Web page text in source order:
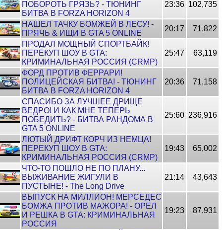
ПОБОРОТЬ ГРЯЗЬ? - ТЮНИНГ
БИТВА В FORZA HORIZON 4
23:36 102,735
НАШЕЛ ТАЧКУ БОМЖЕЙ В ЛЕСУ! -
ПРЯЧЬ & ИЩИ В GTA 5 ONLINE
20:17
71,822
ПРОДАЛ МОЩНЫЙ СПОРТБАЙК!
ПЕРЕКУП ШОУ В GTA:
КРИМИНАЛЬНАЯ РОССИЯ (CRMP)
25:47 63,119
ФОРД ПРОТИВ ФЕРРАРИ!
ПОЛИЦЕЙСКАЯ БИТВА! - ТЮНИНГ
БИТВА В FORZA HORIZON 4
20:36 71,158
СПАСИБО ЗА ЛУЧШЕЕ ДРИЩЕ
ВЕДРО! И КАК МНЕ ТЕПЕРЬ
ПОБЕДИТЬ? - БИТВА РАНДОМА В
GTA 5 ONLINE
25:60 236,916
ЛЮТЫЙ ДРИФТ КОРЧ ИЗ НЕМЦА!
ПЕРЕКУП ШОУ В GTA:
КРИМИНАЛЬНАЯ РОССИЯ (CRMP)
19:43 65,002
ЧТО-ТО ПОШЛО НЕ ПО ПЛАНУ...
ВЫЖИВАНИЕ ЖИГУЛИ В
ПУСТЫНЕ! - The Long Drive
21:14 43,643
ВЫПУСК НА МИЛЛИОН! МЕРСЕДЕС
БОМЖА ПРОТИВ МАЖОРА! - ОРЕЛ
И РЕШКА В GTA: КРИМИНАЛЬНАЯ
РОССИЯ
19:23 87,931